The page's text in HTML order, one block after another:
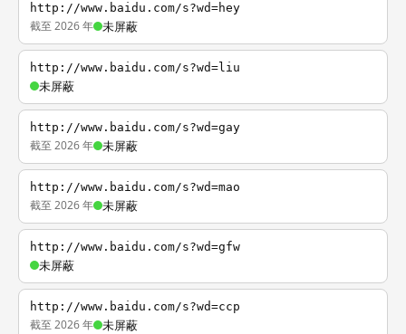
http://www.baidu.com/s?wd=hey
截至 2026 年 未屏蔽
http://www.baidu.com/s?wd=liu
未屏蔽
http://www.baidu.com/s?wd=gay
截至 2026 年 未屏蔽
http://www.baidu.com/s?wd=mao
截至 2026 年 未屏蔽
http://www.baidu.com/s?wd=gfw
未屏蔽
http://www.baidu.com/s?wd=ccp
截至 2026 年 未屏蔽